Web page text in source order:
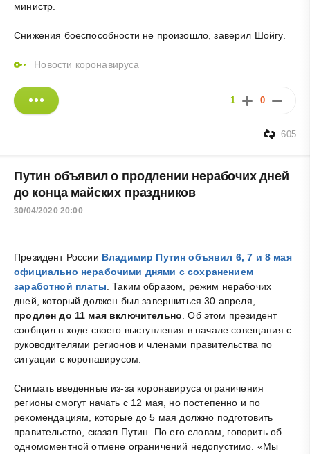
министр.
Снижения боеспособности не произошло, заверил Шойгу.
Новости коронавируса
1 0
605
Путин объявил о продлении нерабочих дней
до конца майских праздников
30/04/2020 20:00
Президент России Владимир Путин объявил 6, 7 и 8 мая
официально нерабочими днями с сохранением
заработной платы . Таким образом, режим нерабочих
дней, который должен был завершиться 30 апреля,
продлен до 11 мая включительно . Об этом президент
сообщил в ходе своего выступления в начале совещания с
руководителями регионов и членами правительства по
ситуации с коронавирусом.
Снимать введенные из-за коронавируса ограничения
регионы смогут начать с 12 мая, но постепенно и по
рекомендациям, которые до 5 мая должно подготовить
правительство, сказал Путин. По его словам, говорить об
одномоментной отмене ограничений недопустимо. «Мы